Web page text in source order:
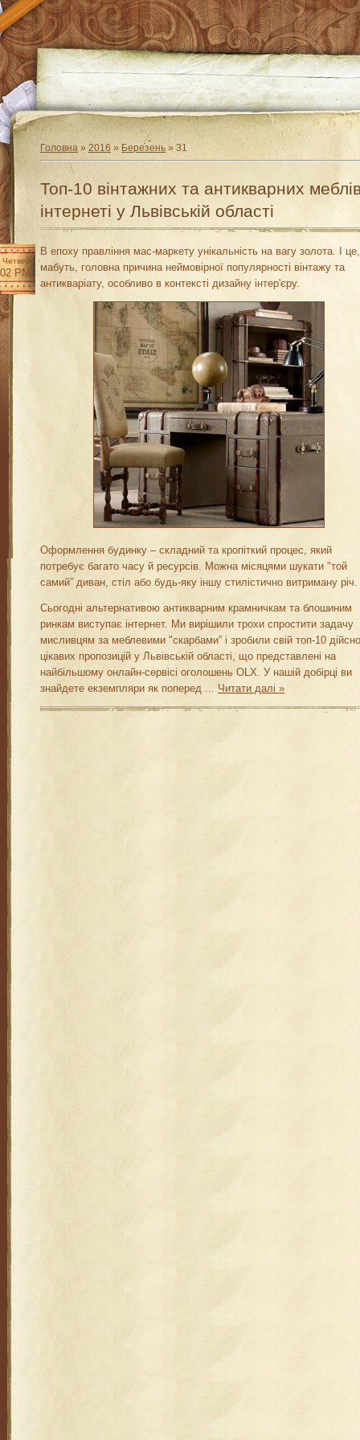
Головна » 2016 » Березень » 31
Топ-10 вінтажних та антикварних
інтернеті у Львівській області
Четвер
PM
В епоху правління мас-маркету унікальність на вагу золота. І це,
мабуть, головна причина неймовірної популярності вінтажу та
антикваріату, особливо в контексті дизайну інтер'єру.
Оформлення будинку – складний та кропіткий процес, який
потребує багато часу й ресурсів. Можна місяцями шукати "той
самий” диван, стіл або будь-яку іншу стилістично витриману річ.
Сьогодні альтернативою антикварним крамничкам та блошиним
ринкам виступає інтернет. Ми вирішили трохи спростити задачу
мисливцям за меблевими "скарбами” і зробили свій топ-10 дійсно
цікавих пропозицій у Львівській області, що представлені на
найбільшому онлайн-сервісі оголошень OLX. У нашій добірці ви
знайдете екземпляри як поперед ... Читати далі »